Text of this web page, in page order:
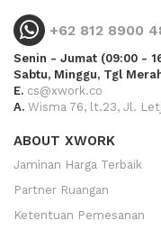
+62 812 8900
Senin - Jumat (09:00 -
Sabtu, Minggu, Tgl
E. cs@xwork.co
A. Wisma 76, lt.23, Jl.
ABOUT XWORK
Jaminan Harga Terbaik
Partner Ruangan
Ketentuan Pemesanan